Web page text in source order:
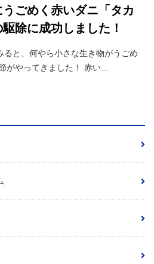
ごめく赤いダニ「タカ
除に成功しました！
ると、何やら小さな生き物がうごめ
がやってきました！ 赤い…